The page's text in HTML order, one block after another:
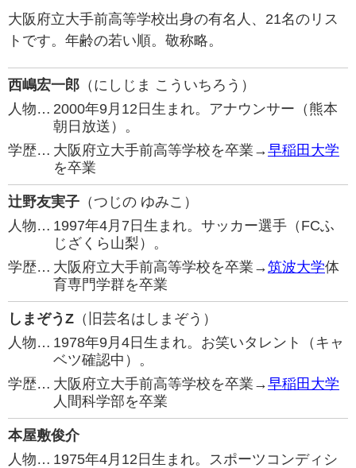
大阪府立大手前高等学校出身の有名人、21名のリス
トです。年齢の若い順。敬称略。
西嶋宏一郎 （にしじま こういちろう）
人物… 2000年9月12日生まれ。アナウンサー（熊本
朝日放送）。
学歴… 大阪府立大手前高等学校を卒業→早稲田大学
を卒業
辻野友実子 （つじの ゆみこ）
人物… 1997年4月7日生まれ。サッカー選手（FCふ
じざくら山梨）。
学歴… 大阪府立大手前高等学校を卒業→筑波大学体
育専門学群を卒業
しまぞうZ （旧芸名はしまぞう）
人物… 1978年9月4日生まれ。お笑いタレント（キャ
ベツ確認中）。
学歴… 大阪府立大手前高等学校を卒業→早稲田大学
人間科学部を卒業
本屋敷俊介
人物… 1975年4月12日生まれ。スポーツコンディシ